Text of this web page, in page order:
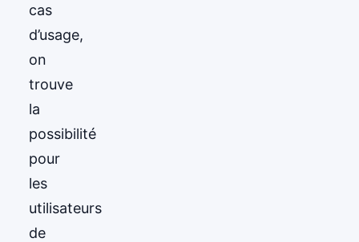
cas
d’usage,
on
trouve
la
possibilité
pour
les
utilisateurs
de